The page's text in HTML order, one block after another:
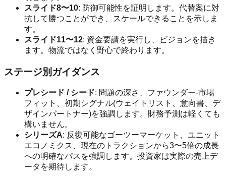
スライド8〜10: 防御可能性を証明します。代替案に対
抗して勝つことができ、スケールできることを示しま
す。
スライド11〜12: 資金要請を実行し、ビジョンを描き
ます。物流ではなく野心で終わります。
ステージ別ガイダンス
プレシード / シード: 問題の深さ、ファウンダー-市場
フィット、初期シグナル(ウェイトリスト、意向書、デ
ザインパートナー)を強調します。財務予測は軽くても
構いません。
シリーズA: 反復可能なゴーツーマーケット、ユニット
エコノミクス、現在のトラクションから3〜5倍の成長
への明確なパスを強調します。投資家は実際の売上デ
ータを期待します。